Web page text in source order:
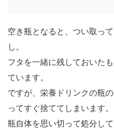
空き瓶となると、つい取っ
し。
フタを一緒に残しておいた
ています。
ですが、栄養ドリンクの瓶
ってすぐ捨ててしまいます。
瓶自体を思い切って処分し